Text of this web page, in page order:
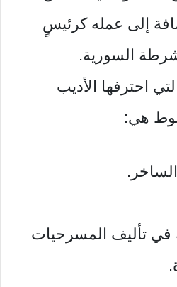
إلى عمله كرئيسٍ
السورية.
احترفها الأديب
هي:
في تأليف المسرحيات